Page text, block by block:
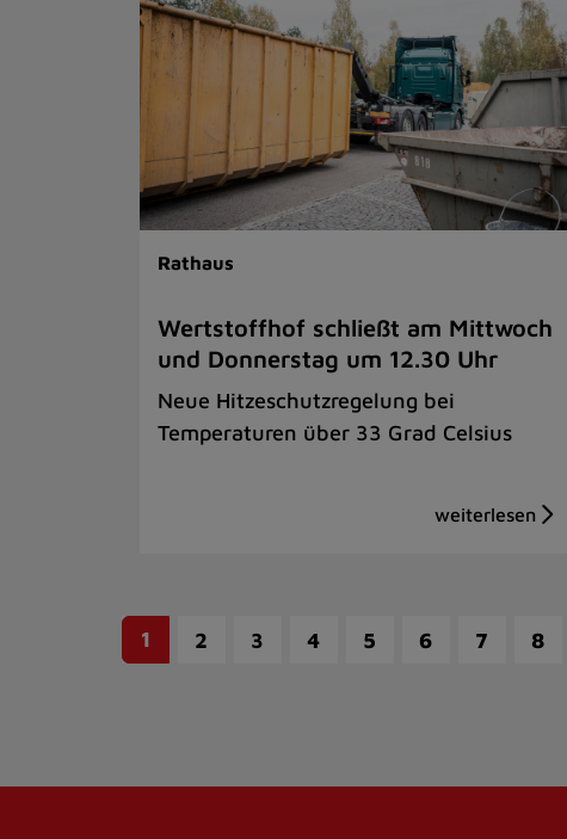
Rathaus
Wertstoffhof schließt am Mittwoch
und Donnerstag um 12.30 Uhr
Neue Hitzeschutzregelung bei
Temperaturen über 33 Grad Celsius
1 2 3 4 5 6 7 8